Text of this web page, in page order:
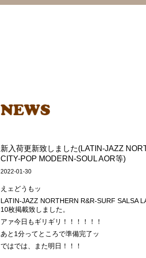
新入荷更新致しました(LATIN-JAZZ
CITY-POP MODERN-SOUL AOR等)
2022-01-30
えェどうもッ
LATIN-JAZZ NORTHERN R&R-SURF SALSA
10枚掲載致しました。
アァ今日もギリギリ！！！！！！
あと1分ってところで準備完了ッ
ではでは、また明日！！！